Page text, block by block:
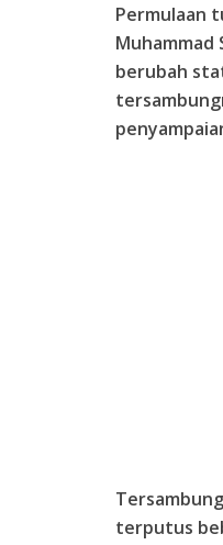
Permulaan
berubah
terputus